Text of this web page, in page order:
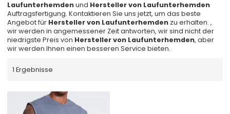
Laufunterhemdenund Hersteller von Laufunterhemden
Auftragsfertigung. Kontaktieren Sie uns jetzt, um das beste
Angebot für Hersteller von Laufunterhemden zu erhalten. ,
wir werden in angemessener Zeit antworten, wir sind nicht der
niedrigste Preis von Hersteller von Laufunterhemden, aber
wir werden Ihnen einen besseren Service bieten.
1 Ergebnisse